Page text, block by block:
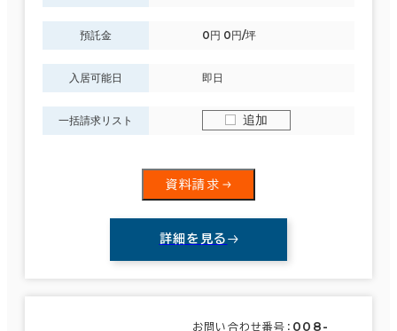
預託金 0円 0円/坪
入居可能日 即日
一括請求リスト 追加
資料請求
詳細を見る
お問い合わせ番号： 008-